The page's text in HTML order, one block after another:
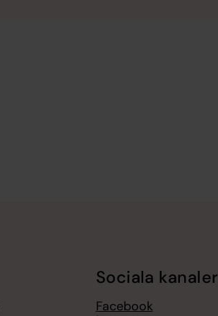
Sociala kanaler
Facebook